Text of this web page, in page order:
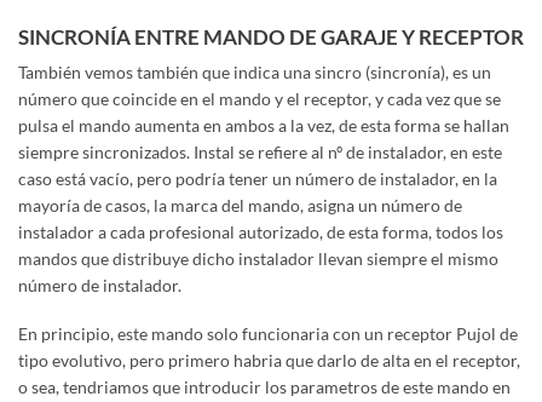
SINCRONÍA ENTRE MANDO DE GARAJE Y RECEPTOR
También vemos también que indica una sincro (sincronía), es un
número que coincide en el mando y el receptor, y cada vez que se
pulsa el mando aumenta en ambos a la vez, de esta forma se hallan
siempre sincronizados. Instal se refiere al nº de instalador, en este
caso está vacío, pero podría tener un número de instalador, en la
mayoría de casos, la marca del mando, asigna un número de
instalador a cada profesional autorizado, de esta forma, todos los
mandos que distribuye dicho instalador llevan siempre el mismo
número de instalador.
En principio, este mando solo funcionaria con un receptor Pujol de
tipo evolutivo, pero primero habria que darlo de alta en el receptor,
o sea, tendriamos que introducir los parametros de este mando en